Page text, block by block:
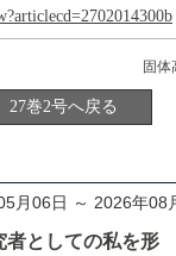
27巻2号へ戻る
月06日 ～ 2026年08
者としての私を形